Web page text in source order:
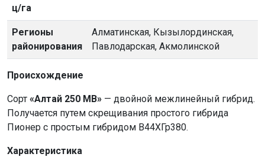
ц/га
Регионы
районирования
Алматинская, Кызылординская,
Павлодарская, Акмолинской
Происхождение
Сорт «Алтай 250 МВ» — двойной межлинейный гибрид.
Получается путем скрещивания простого гибрида
Пионер с простым гибридом В44ХГр380.
Характеристика